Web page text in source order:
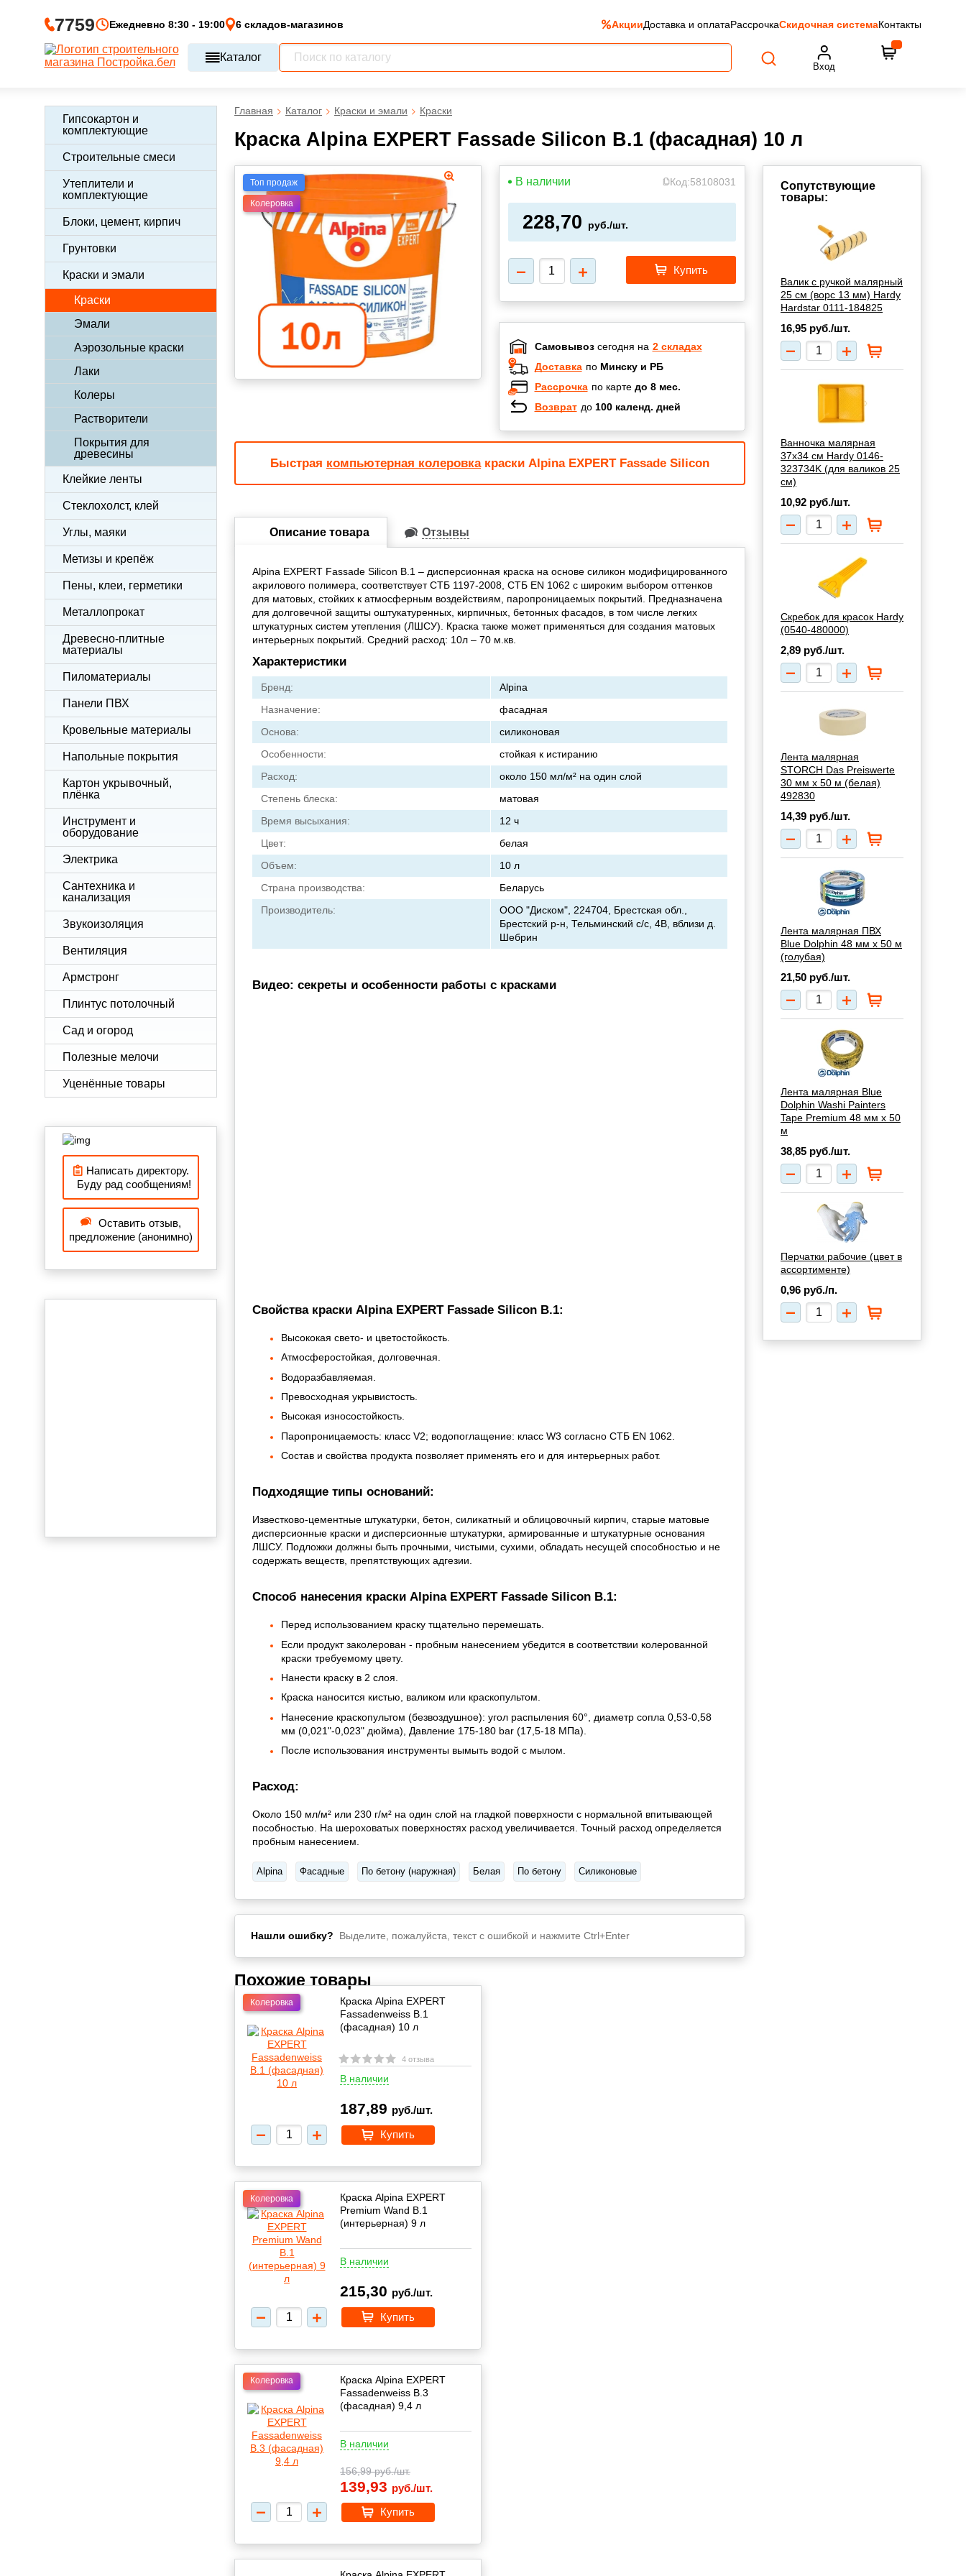
7759 Ежедневно 8:30 - 19:00 6 складов-магазинов АкцииДоставка и оплатаРассрочкаСкидочная системаКонтакты
Каталог
Вход
Гипсокартон и
комплектующие
Строительные смеси
Утеплители и
комплектующие
Блоки, цемент, кирпич
Грунтовки
Краски и эмали
Краски
Эмали
Аэрозольные краски
Лаки
Колеры
Растворители
Покрытия для
древесины
Клейкие ленты
Стеклохолст, клей
Углы, маяки
Метизы и крепёж
Пены, клеи, герметики
Металлопрокат
Древесно-плитные
материалы
Пиломатериалы
Панели ПВХ
Кровельные материалы
Напольные покрытия
Картон укрывочный,
плёнка
Инструмент и
оборудование
Электрика
Сантехника и
канализация
Звукоизоляция
Вентиляция
Армстронг
Плинтус потолочный
Сад и огород
Полезные мелочи
Уценённые товары
Написать директору.
Буду рад сообщениям!
Оставить отзыв,
предложение (анонимно)
Главная Каталог Краски и эмали Краски
Краска Alpina EXPERT Fassade Silicon B.1 (фасадная) 10 л
Топ продаж
Колеровка
В наличии Код:58108031
228,70 руб./шт.
Купить
Самовывозсегодня на 2 складах
Доставка по Минску и РБ
Рассрочка
Карта покупок
по карте до 8 мес.
Возврат до 100 календ. дней
Быстрая компьютерная колеровкакраски Alpina EXPERT Fassade Silicon
Описание товара Отзывы
Alpina EXPERT Fassade Silicon B.1 – дисперсионная краска на основе силикон модифицированного
акрилового полимера, соответствует СТБ 1197-2008, СТБ EN 1062 с широким выбором оттенков
для матовых, стойких к атмосферным воздействиям, паропроницаемых покрытий. Предназначена
для долговечной защиты оштукатуренных, кирпичных, бетонных фасадов, в том числе легких
штукатурных систем утепления (ЛШСУ). Краска также может применяться для создания матовых
интерьерных покрытий. Средний расход: 10л – 70 м.кв.
Характеристики
Бренд:
Alpina
Назначение:
фасадная
Основа:
силиконовая
Особенности:
стойкая к истиранию
Расход:
около 150 мл/м² на один слой
Степень блеска:
матовая
Время высыхания:
12 ч
Цвет:
белая
Объем:
10 л
Страна производства:
Беларусь
Производитель:
ООО "Диском", 224704, Брестская обл.,
Брестский р-н, Тельминский с/с, 4В, вблизи д.
Шебрин
Видео: секреты и особенности работы с красками
Свойства краски Alpina EXPERT Fassade Silicon B.1:
Высококая свето- и цветостойкость.
Атмосферостойкая, долговечная.
Водоразбавляемая.
Превосходная укрывистость.
Высокая износостойкость.
Паропроницаемость: класс V2; водопоглащение: класс W3 согласно СТБ EN 1062.
Состав и свойства продукта позволяет применять его и для интерьерных работ.
Подходящие типы оснований:
Известково-цементные штукатурки, бетон, силикатный и облицовочный кирпич, старые матовые
дисперсионные краски и дисперсионные штукатурки, армированные и штукатурные основания
ЛШСУ. Подложки должны быть прочными, чистыми, сухими, обладать несущей способностью и не
содержать веществ, препятствующих адгезии.
Способ нанесения краски Alpina EXPERT Fassade Silicon B.1:
Перед использованием краску тщательно перемешать.
Если продукт заколерован - пробным нанесением убедится в соответствии колерованной
краски требуемому цвету.
Нанести краску в 2 слоя.
Краска наносится кистью, валиком или краскопультом.
Нанесение краскопультом (безвоздушное): угол распыления 60°, диаметр сопла 0,53-0,58
мм (0,021"-0,023" дюйма), Давление 175-180 bar (17,5-18 МПа).
После использования инструменты вымыть водой с мылом.
Расход:
Около 150 мл/м² или 230 г/м² на один слой на гладкой поверхности с нормальной впитывающей
пособностью. На шероховатых поверхностях расход увеличивается. Точный расход определяется
пробным нанесением.
Alpina Фасадные По бетону (наружная) Белая По бетону Силиконовые
Нашли ошибку? Выделите, пожалуйста, текст с ошибкой и нажмите Ctrl+Enter
Похожие товары
Колеровка
Краска Alpina EXPERT
Fassadenweiss B.1
(фасадная) 10 л
4 отзыва
В наличии
187,89 руб./шт.
Купить
Колеровка
Краска Alpina EXPERT
Premium Wand B.1
(интерьерная) 9 л
В наличии
215,30 руб./шт.
Купить
Колеровка
Краска Alpina EXPERT
Fassadenweiss B.3
(фасадная) 9,4 л
В наличии
156,99руб./шт.
139,93 руб./шт.
Купить
Сопутствующие
товары:
Валик с ручкой малярный
25 см (ворс 13 мм) Hardy
Hardstar 0111-184825
16,95 руб./шт.
Ванночка малярная
37х34 см Hardy 0146-
323734K (для валиков 25
см)
10,92 руб./шт.
Скребок для красок Hardy
(0540-480000)
2,89 руб./шт.
Лента малярная
STORCH Das Preiswerte
30 мм х 50 м (белая)
492830
14,39 руб./шт.
Лента малярная ПВХ
Blue Dolphin 48 мм х 50 м
(голубая)
21,50 руб./шт.
Лента малярная Blue
Dolphin Washi Painters
Tape Premium 48 мм х 50
м
38,85 руб./шт.
Перчатки рабочие (цвет в
ассортименте)
0,96 руб./п.